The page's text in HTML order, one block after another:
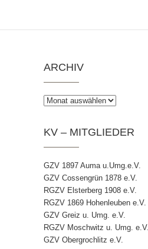
ARCHIV
Archiv
KV – MITGLIEDER
GZV 1897 Auma u.Umg.e.V.
GZV Cossengrün 1878 e.V.
RGZV Elsterberg 1908 e.V.
RGZV 1869 Hohenleuben e.V.
GZV Greiz u. Umg. e.V.
RGZV Moschwitz u. Umg. e.V.
GZV Obergrochlitz e.V.